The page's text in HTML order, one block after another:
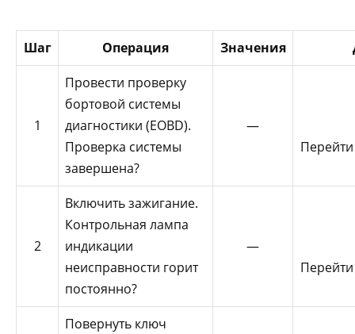
Шаг Операция Значения
1
Провести проверку
бортовой системы
диагностики (EOBD).
Проверка системы
завершена?
—
2
Включить зажигание.
Контрольная лампа
индикации
неисправности горит
постоянно?
—
Повернуть ключ